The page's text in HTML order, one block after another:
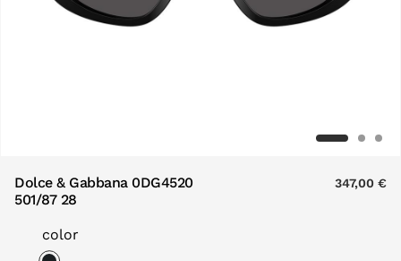
Dolce & Gabbana 0DG4520
501/87 28
347,00 €
color